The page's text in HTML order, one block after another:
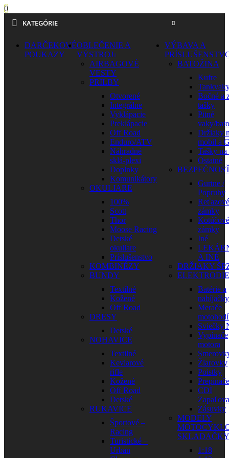
0
KATEGÓRIE
DARČEKOVÉ
POUKAZY
OBLEČENIE A
VÝSTROJ
AIRBAGOVÉ
VESTY
PRILBY
Otvorené
Integrálne
Vyklápacie
Preklápacie
Off Road
Enduro/ATV
Náhradné
sklá-plexi
Doplnky
Komunikátory
OKULIARE
100%
Scott
Thor
Moose Racing
Detské
okuliare
Príslušenstvo
KOMBINÉZY
BUNDY
Textilné
Kožené
Off Road
DRESY
Detské
NOHAVICE
Textilné
Kevlarové
rifle
Kožené
Off Road
Detské
RUKAVICE
Športové –
Racing
Turistické –
Urban
VÝBAVA A
BATOŽINA
Kufre
Bočné a
tašky
Pitné
vaky/
Držiaky
mobil a
Tašky na
Ostatné
Gurtne /
Popruhy
Reťazové
zámky
Kotúčové
zámky
Iné
A INÉ
DRŽIAKY
Batérie a
nabíjačky
Merače
Sviečky
Vypínače
motora
Žiarovky
Poistky
Prepínače
CDI
Zásuvky
MODELY
SKLADAČKY
1:18